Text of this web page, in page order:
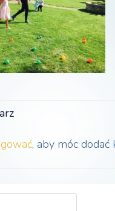
, aby móc dodać